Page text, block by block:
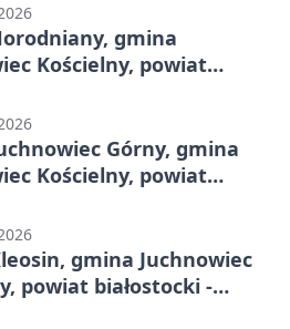
gmina
Kościelny, powiat
Górny, gmina
Kościelny, powiat
gmina Juchnowiec
powiat białostocki -